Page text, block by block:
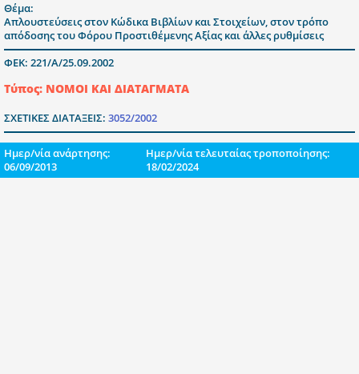
Θέμα:
Απλουστεύσεις στον Κώδικα Βιβλίων και Στοιχείων, στον τρόπο
απόδοσης του Φόρου Προστιθέμενης Αξίας και άλλες ρυθμίσεις
ΦΕΚ: 221/Α/25.09.2002
Τύπος: ΝΟΜΟΙ ΚΑΙ ΔΙΑΤΑΓΜΑΤΑ
ΣΧΕΤΙΚΕΣ ΔΙΑΤΑΞΕΙΣ: 3052/2002
Ημερ/νία ανάρτησης:
06/09/2013
Ημερ/νία τελευταίας τροποποίησης:
18/02/2024